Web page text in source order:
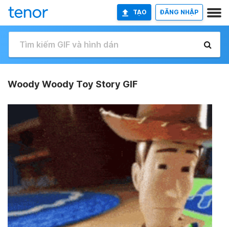
TẠO ĐĂNG NHẬP
Woody Woody Toy Story GIF